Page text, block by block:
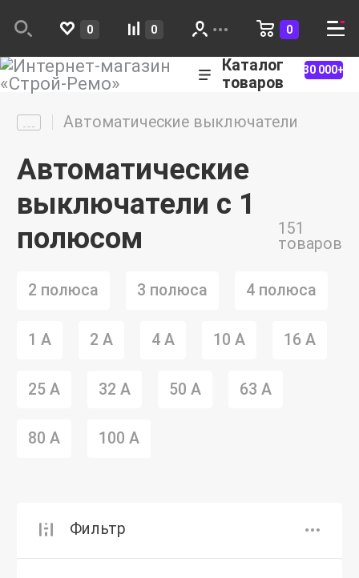
0 0 0
Каталог
товаров
30 000+
Автоматические выключатели
Автоматические
выключатели с 1
полюсом
151
товаров
2 полюса 3 полюса 4 полюса
1 А 2 А 4 A 10 А 16 А
25 А 32 А 50 А 63 А
80 А 100 А
Фильтр